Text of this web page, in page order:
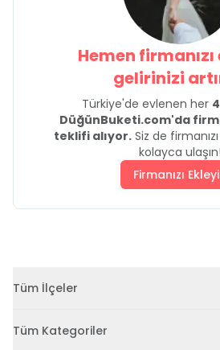
Hemen
gelirinizi
Türkiye'de evlenen her
DüğünBuketi.com'da
teklifi alıyor. Siz de
kolayca ulaşın!
Firmanızı
Tüm İlçeler
Tüm Kategoriler